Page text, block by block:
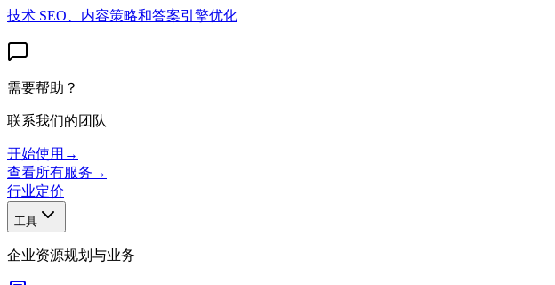
技术 SEO、内容策略和答案引擎优化
需要帮助？
联系我们的团队
开始使用 →
查看所有服务 →
行业定价
工具
企业资源规划与业务